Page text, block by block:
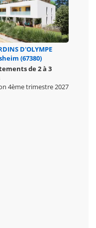
D'OLYMPE
(67380)
de 2 à 3
4ème trimestre 2027